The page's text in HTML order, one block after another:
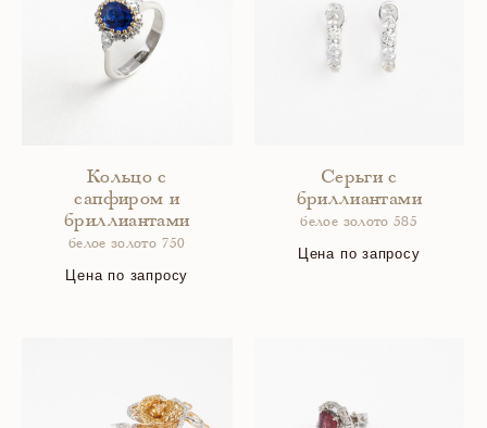
Кольцо с
сапфиром и
бриллиантами
белое золото 750
Цена по запросу
Серьги с
бриллиантами
белое золото 585
Цена по запросу